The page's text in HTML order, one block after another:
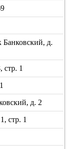
д.
стр. 1
д. 2
стр. 1